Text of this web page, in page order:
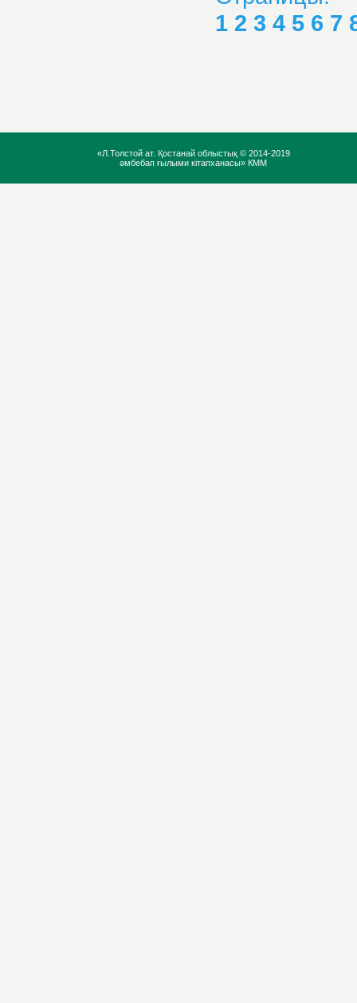
1 2 3 4 5 6 7
«Л.Толстой ат. Қостанай облыстық © 2014-2019
әмбебап ғылыми кітапханасы» КММ